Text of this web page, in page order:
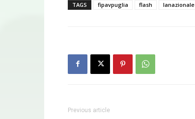
TAGS fipavpuglia flash lanazionale
Previous article